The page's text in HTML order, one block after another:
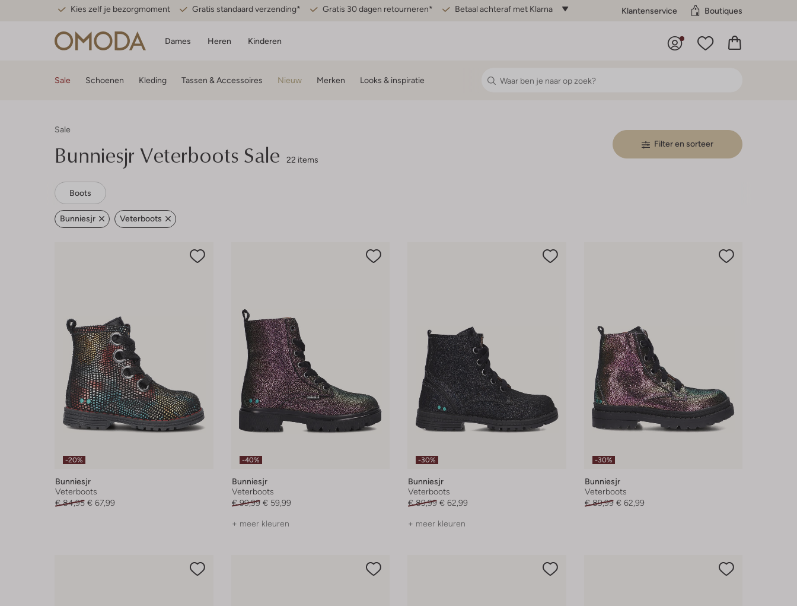
Kies zelf je bezorgmoment Gratis standaard verzending* Gratis 30 dagen retourneren* Betaal achteraf met Klarna Klantenservice Boutiques
Dames Heren Kinderen
Sale Schoenen Kleding Tassen & Accessoires Nieuw Merken Looks & inspiratie
Sale
BunniesjrVeterboots Sale 22 items
Filter en sorteer
Boots
Bunniesjr Veterboots
-20%
Bunniesjr
Veterboots
€ 84,95 € 67,99
-40%
Bunniesjr
Veterboots
€ 99,99 € 59,99
+ meer kleuren
-30%
Bunniesjr
Veterboots
€ 89,99 € 62,99
+ meer kleuren
-30%
Bunniesjr
Veterboots
€ 89,99 € 62,99